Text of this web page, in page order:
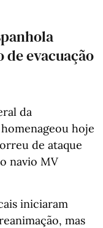
evacuação
da
hoje
de ataque
navio MV
iniciaram
mas